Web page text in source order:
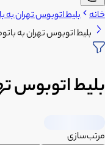
خانه بلیط اتوبوس تهران به
بلیط اتوبوس تهران به
بلیط اتوبوس
مرتب‌سازی